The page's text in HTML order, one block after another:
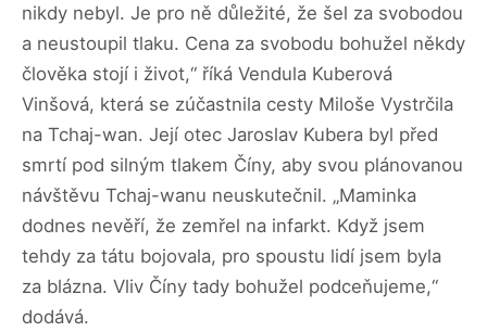
nikdy nebyl. Je pro ně důležité, že šel za svobodou
a neustoupil tlaku. Cena za svobodu bohužel někdy
člověka stojí i život,“ říká Vendula Kuberová
Vinšová, která se zúčastnila cesty Miloše Vystrčila
na Tchaj-wan. Její otec Jaroslav Kubera byl před
smrtí pod silným tlakem Číny, aby svou plánovanou
návštěvu Tchaj-wanu neuskutečnil. „Maminka
dodnes nevěří, že zemřel na infarkt. Když jsem
tehdy za tátu bojovala, pro spoustu lidí jsem byla
za blázna. Vliv Číny tady bohužel podceňujeme,“
dodává.